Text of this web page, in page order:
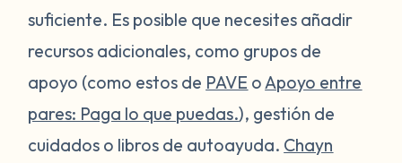
suficiente. Es posible que necesites añadir
recursos adicionales, como grupos de
apoyo (como estos de PAVE o Apoyo entre
pares: Paga lo que puedas.), gestión de
cuidados o libros de autoayuda. Chayn